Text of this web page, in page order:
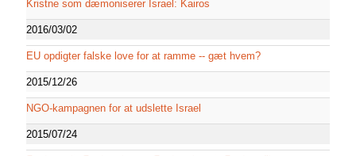
Kristne som dæmoniserer Israel: Kairos
2016/03/02
EU opdigter falske love for at ramme -- gæt hvem?
2015/12/26
NGO-kampagnen for at udslette Israel
2015/07/24